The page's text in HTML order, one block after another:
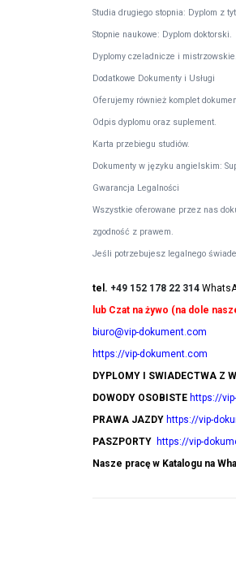
Studia drugiego stopnia: Dyplom z
Stopnie naukowe: Dyplom doktorski.
Dyplomy czeladnicze i mistrzowskie.
Dodatkowe Dokumenty i Usługi
Oferujemy również komplet
Odpis dyplomu oraz suplement.
Karta przebiegu studiów.
Dokumenty w języku angielskim:
Gwarancja Legalności
Wszystkie oferowane przez nas
zgodność z prawem.
Jeśli potrzebujesz legalnego
tel. +49 152 178 22 314
lub Czat na żywo (na dole
biuro@vip-dokument.com
https://vip-dokument.com
DYPLOMY I SWIADECTWA Z
DOWODY OSOBISTE https://
PRAWA JAZDY https://vip-
PASZPORTY https://vip-
Nasze pracę w Katalogu na